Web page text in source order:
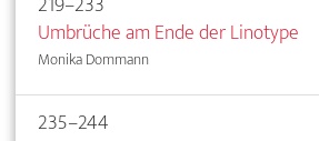
Umbrüche am Ende der Linotype
Monika Dommann
235–244